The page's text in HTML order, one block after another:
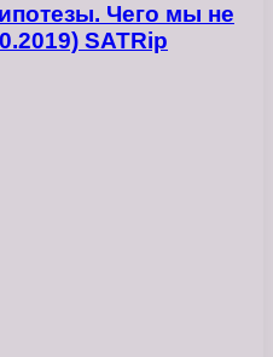
Чего мы не
SATRip